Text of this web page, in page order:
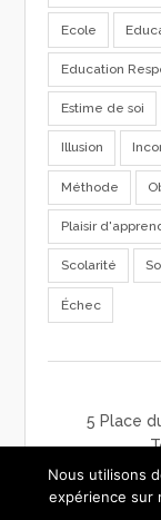
Ecole
Education
Estime de soi
Illusion
Méthode
Plaisir
Scolarité
Échec
5 Place
mentions
Nous utilisons
expérience sur